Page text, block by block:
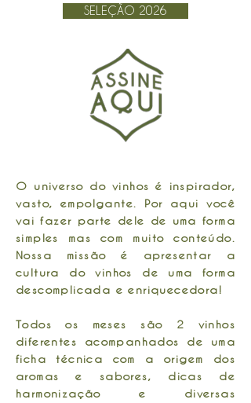
SELEÇÃO 2026
O universo do vinhos é inspirador,
vasto, empolgante. Por aqui você
vai fazer parte dele de uma forma
simples mas com muito conteúdo.
Nossa missão é apresentar a
cultura do vinhos de uma forma
descomplicada e enriquecedora!
Todos os meses são 2 vinhos
diferentes acompanhados de uma
ficha técnica com a origem dos
aromas e sabores, dicas de
harmonização e diversas